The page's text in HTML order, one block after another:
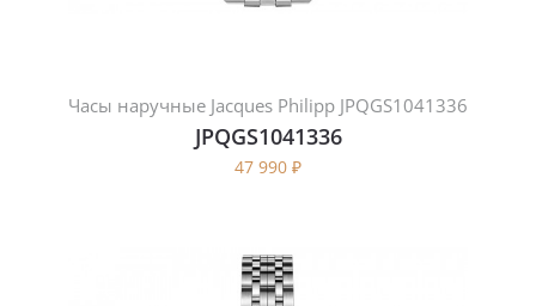
Часы наручные Jacques Philipp JPQGS1041336
JPQGS1041336
47 990 ₽